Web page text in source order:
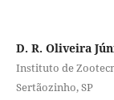
D. R. Oliveira
Instituto de
Sertãozinho, SP